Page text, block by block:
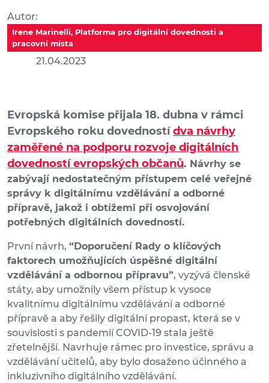
Autor:
Irene Marinelli, Platforma pro digitální dovednosti a
pracovní místa
21.04.2023
Evropská komise přijala 18. dubna v rámci
Evropského roku dovednostídva návrhy
zaměřené na podporu rozvoje digitálních
dovedností evropských občanů. Návrhy se
zabývají nedostatečným přístupem celé veřejné
správy k digitálnímu vzdělávání a odborné
přípravě, jakož i obtížemi při osvojování
potřebných digitálních dovedností.
První návrh, “Doporučení Rady o klíčových
faktorech umožňujících úspěšné digitální
vzdělávání a odbornou přípravu”, vyzývá členské
státy, aby umožnily všem přístup k vysoce
kvalitnímu digitálnímu vzdělávání a odborné
přípravě a aby řešily digitální propast, která se v
souvislosti s pandemií COVID-19 stala ještě
zřetelnější. Navrhuje rámec pro investice, správu a
vzdělávání učitelů, aby bylo dosaženo účinného a
inkluzivního digitálního vzdělávání.